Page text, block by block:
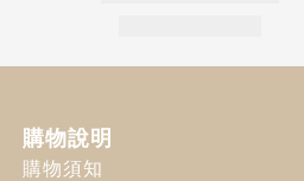
購物說明
購物須知